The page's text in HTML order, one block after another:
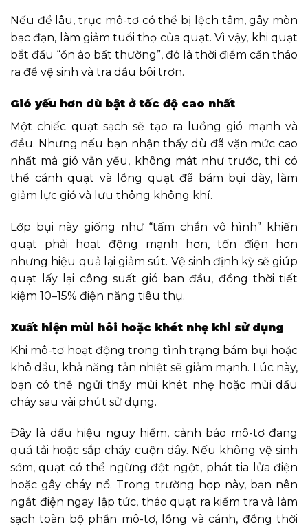
Nếu để lâu, trục mô-tơ có thể bị lệch tâm, gây mòn
bạc đạn, làm giảm tuổi thọ của quạt. Vì vậy, khi quạt
bắt đầu “ồn ào bất thường”, đó là thời điểm cần tháo
ra để vệ sinh và tra dầu bôi trơn.
Gió yếu hơn dù bật ở tốc độ cao nhất
Một chiếc quạt sạch sẽ tạo ra luồng gió mạnh và
đều. Nhưng nếu bạn nhận thấy dù đã vặn mức cao
nhất mà gió vẫn yếu, không mát như trước, thì có
thể cánh quạt và lồng quạt đã bám bụi dày, làm
giảm lực gió và lưu thông không khí.
Lớp bụi này giống như “tấm chắn vô hình” khiến
quạt phải hoạt động mạnh hơn, tốn điện hơn
nhưng hiệu quả lại giảm sút. Vệ sinh định kỳ sẽ giúp
quạt lấy lại công suất gió ban đầu, đồng thời tiết
kiệm 10–15% điện năng tiêu thụ.
Xuất hiện mùi hôi hoặc khét nhẹ khi sử dụng
Khi mô-tơ hoạt động trong tình trạng bám bụi hoặc
khô dầu, khả năng tản nhiệt sẽ giảm mạnh. Lúc này,
bạn có thể ngửi thấy mùi khét nhẹ hoặc mùi dầu
cháy sau vài phút sử dụng.
Đây là dấu hiệu nguy hiểm, cảnh báo mô-tơ đang
quá tải hoặc sắp cháy cuộn dây. Nếu không vệ sinh
sớm, quạt có thể ngừng đột ngột, phát tia lửa điện
hoặc gây cháy nổ. Trong trường hợp này, bạn nên
ngắt điện ngay lập tức, tháo quạt ra kiểm tra và làm
sạch toàn bộ phần mô-tơ, lồng và cánh, đồng thời